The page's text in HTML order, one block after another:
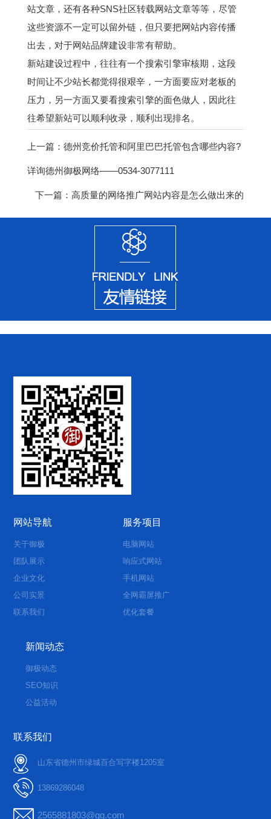
站文章，还有各种SNS社区转载网站文章等等，尽管
这些资源不一定可以留外链，但只要把网站内容传播
出去，对于网站品牌建设非常有帮助。
新站建设过程中，往往有一个搜索引擎审核期，这段
时间让不少站长都觉得很艰辛，一方面要应对老板的
压力，另一方面又要看搜索引擎的面色做人，因此往
往希望新站可以顺利收录，顺利出现排名。
上一篇： 德州竞价托管和阿里巴巴托管包含哪些内容?
详询德州御极网络——0534-3077111
下一篇：高质量的网络推广网站内容是怎么做出来的
网站导航
关于御极
团队展示
企业文化
公司实景
联系我们
服务项目
电脑网站
响应式网站
手机网站
全网霸屏推广
优化套餐
新闻动态
御极动态
SEO知识
公益活动
联系我们
山东省德州市绿城百合写字楼1205室
13869286048
2565881803@qq.com